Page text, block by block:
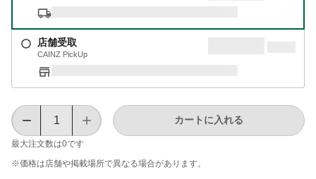
店舗受取
CAINZ PickUp
最大注文数は0です
カートに入れる
※価格は​店舗や​掲載場所で​異なる​場合が​あります。